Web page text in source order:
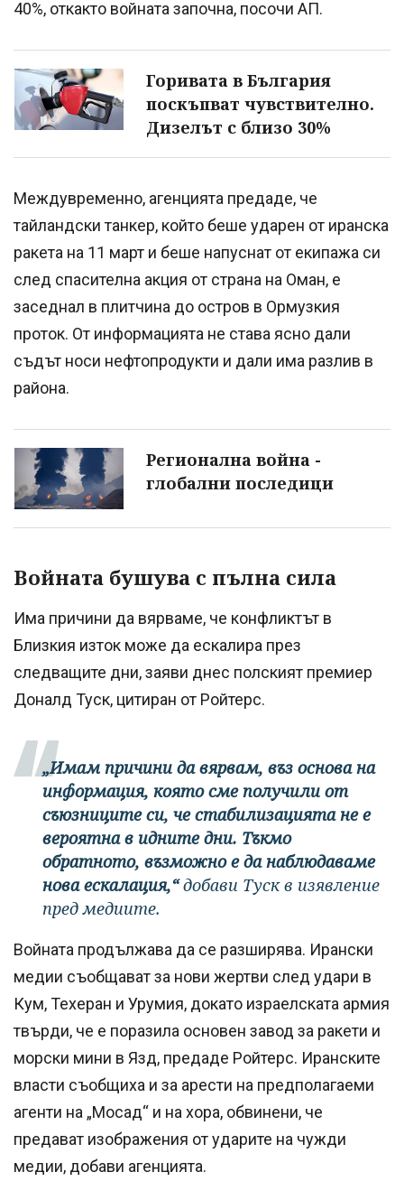
40%, откакто войната започна, посочи АП.
Горивата в България
поскъпват чувствително.
Дизелът с близо 30%
Междувременно, агенцията предаде, че
тайландски танкер, който беше ударен от иранска
ракета на 11 март и беше напуснат от екипажа си
след спасителна акция от страна на Оман, е
заседнал в плитчина до остров в Ормузкия
проток. От информацията не става ясно дали
съдът носи нефтопродукти и дали има разлив в
района.
Регионална война -
глобални последици
Войната бушува с пълна сила
Има причини да вярваме, че конфликтът в
Близкия изток може да ескалира през
следващите дни, заяви днес полският премиер
Доналд Туск, цитиран от Ройтерс.
„Имам причини да вярвам, въз основа на
информация, която сме получили от
съюзниците си, че стабилизацията не е
вероятна в идните дни. Тъкмо
обратното, възможно е да наблюдаваме
нова ескалация,“добави Туск в изявление
пред медиите.
Войната продължава да се разширява. Ирански
медии съобщават за нови жертви след удари в
Кум, Техеран и Урумия, докато израелската армия
твърди, че е поразила основен завод за ракети и
морски мини в Язд, предаде Ройтерс. Иранските
власти съобщиха и за арести на предполагаеми
агенти на „Мосад“ и на хора, обвинени, че
предават изображения от ударите на чужди
медии, добави агенцията.